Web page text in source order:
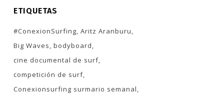
ETIQUETAS
#ConexionSurfing Aritz Aranburu
Big Waves bodyboard
cine documental de surf
competición de surf
Conexionsurfing surmario semanal